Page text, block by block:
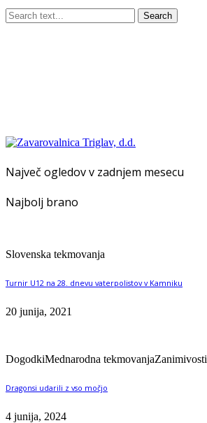
Search
Največ ogledov v zadnjem mesecu
Najbolj brano
Slovenska tekmovanja
Turnir U12 na 28. dnevu vaterpolistov v Kamniku
20 junija, 2021
DogodkiMednarodna tekmovanjaZanimivosti
Dragonsi udarili z vso močjo
4 junija, 2024